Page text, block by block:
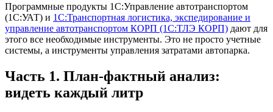
Программные продукты 1С:Управление автотранспортом
(1С:УАТ) и 1С:Транспортная логистика, экспедирование и
управление автотранспортом КОРП (1С:ТЛЭ КОРП) дают для
этого все необходимые инструменты. Это не просто учетные
системы, а инструменты управления затратами автопарка.
Часть 1. План-фактный анализ:
видеть каждый литр